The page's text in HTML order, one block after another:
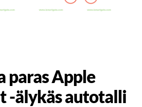
paras Apple
-älykäs autotalli